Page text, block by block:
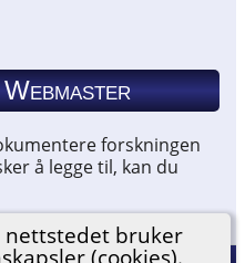
nettstedet bruker
(cookies).
forskningen
å legge til, kan du